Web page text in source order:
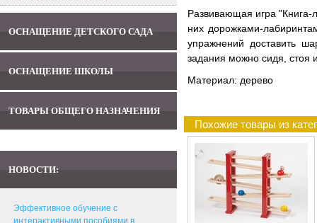
ОСНАЩЕНИЕ ДЕТСКОГО САДА
ОСНАЩЕНИЕ ШКОЛЫ
ТОВАРЫ ОБЩЕГО НАЗНАЧЕНИЯ
НОВОСТИ:
Эффективное обучение с
интерактивными пособиями в
Развивающая игра "Книга-
них дорожками-
упражнений доставить
задания можно сидя, стоя
Материал: дерево
Похожие товары из